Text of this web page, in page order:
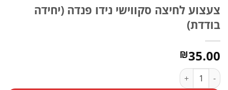
צעצוע לחיצה סקווישי נידו פנדה (יחידה
בודדת)
₪35.00
כמות של צעצוע לחיצה סקווישי נידו פנדה (יחידה בודדת)